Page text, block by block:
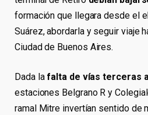
formación que llegara desde el
Suárez, abordarla y seguir viaje
Ciudad de Buenos Aires.
Dada la falta de vías terceras
estaciones Belgrano R y
ramal Mitre invertían sentido de